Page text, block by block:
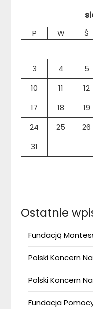
P W Ś
3
4 5
10
11 12
17
18 19
24
25 26
31
Ostatnie
Fundacją
Polski Koncern
Polski Koncern
Fundacja